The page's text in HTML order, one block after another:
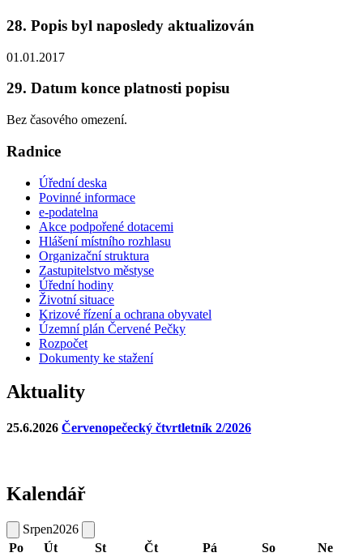
28. Popis byl naposledy aktualizován
01.01.2017
29. Datum konce platnosti popisu
Bez časového omezení.
Radnice
Úřední deska
Povinné informace
e-podatelna
Akce podpořené dotacemi
Hlášení místního rozhlasu
Organizační struktura
Zastupitelstvo městyse
Úřední hodiny
Životní situace
Krizové řízení a ochrana obyvatel
Územní plán Červené Pečky
Rozpočet
Dokumenty ke stažení
Aktuality
25.6.2026 Červenopečecký čtvrtletník 2/2026
Kalendář
Srpen2026
Po
Út St Čt Pá So Ne